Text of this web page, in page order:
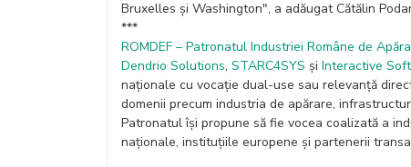
Bruxelles și Washington", a adăugat Cătălin
***
ROMDEF – Patronatul Industriei Române de
Dendrio Solutions, STARC4SYS și Interactive
naționale cu vocație dual-use sau relevanță
domenii precum industria de apărare,
Patronatul își propune să fie vocea coalizată a
naționale, instituțiile europene și partenerii